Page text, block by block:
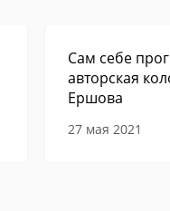
Сам себе
авторская
Ершова
27 мая 2021